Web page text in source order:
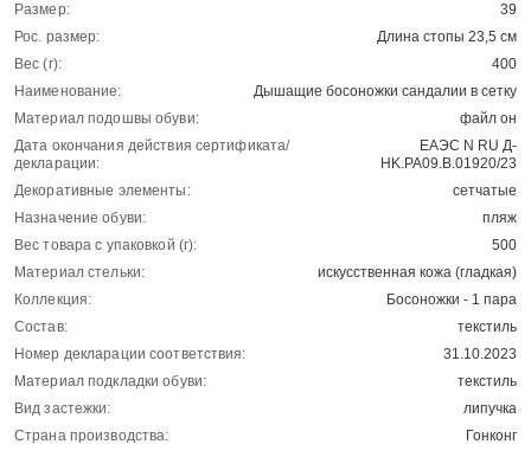
Размер:
39
Рос. размер:
Длина стопы 23,5 см
Вес (г):
400
Наименование:
Дышащие босоножки сандалии в сетку
Материал подошвы обуви:
файл он
Дата окончания действия сертификата/
декларации:
ЕАЭС N RU Д-
HK.РА09.В.01920/23
Декоративные элементы:
сетчатые
Назначение обуви:
пляж
Вес товара с упаковкой (г):
500
Материал стельки:
искусственная кожа (гладкая)
Коллекция:
Босоножки - 1 пара
Состав:
текстиль
Номер декларации соответствия:
31.10.2023
Материал подкладки обуви:
текстиль
Вид застежки:
липучка
Страна производства:
Гонконг